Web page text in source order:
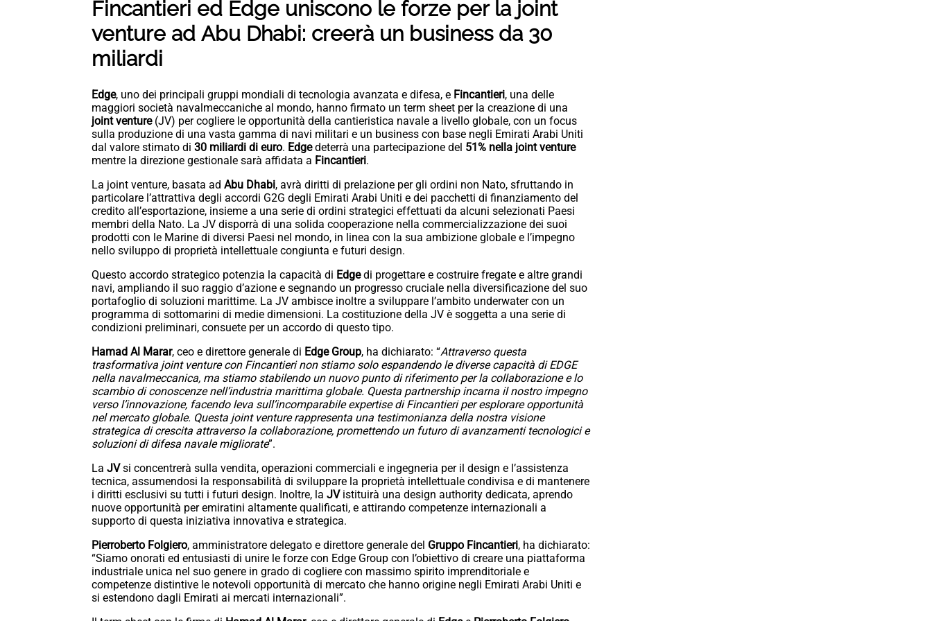
Fincantieri ed Edge uniscono le forze per la joint
venture ad Abu Dhabi: creerà un business da 30
miliardi
Edge, uno dei principali gruppi mondiali di tecnologia avanzata e difesa, e Fincantieri, una delle
maggiori società navalmeccaniche al mondo, hanno firmato un term sheet per la creazione di una
joint venture (JV) per cogliere le opportunità della cantieristica navale a livello globale, con un focus
sulla produzione di una vasta gamma di navi militari e un business con base negli Emirati Arabi Uniti
dal valore stimato di 30 miliardi di euro. Edgedeterrà una partecipazione del 51% nella joint venture
mentre la direzione gestionale sarà affidata a Fincantieri.
La joint venture, basata ad Abu Dhabi, avrà diritti di prelazione per gli ordini non Nato, sfruttando in
particolare l’attrattiva degli accordi G2G degli Emirati Arabi Uniti e dei pacchetti di finanziamento del
credito all’esportazione, insieme a una serie di ordini strategici effettuati da alcuni selezionati Paesi
membri della Nato. La JV disporrà di una solida cooperazione nella commercializzazione dei suoi
prodotti con le Marine di diversi Paesi nel mondo, in linea con la sua ambizione globale e l’impegno
nello sviluppo di proprietà intellettuale congiunta e futuri design.
Questo accordo strategico potenzia la capacità di Edgedi progettare e costruire fregate e altre grandi
navi, ampliando il suo raggio d’azione e segnando un progresso cruciale nella diversificazione del suo
portafoglio di soluzioni marittime. La JV ambisce inoltre a sviluppare l’ambito underwater con un
programma di sottomarini di medie dimensioni. La costituzione della JV è soggetta a una serie di
condizioni preliminari, consuete per un accordo di questo tipo.
Hamad Al Marar, ceo e direttore generale di Edge Group, ha dichiarato: “Attraverso questa
trasformativa joint venture con Fincantieri non stiamo solo espandendo le diverse capacità di EDGE
nella navalmeccanica, ma stiamo stabilendo un nuovo punto di riferimento per la collaborazione e lo
scambio di conoscenze nell’industria marittima globale. Questa partnership incarna il nostro impegno
verso l’innovazione, facendo leva sull’incomparabile expertise di Fincantieri per esplorare opportunità
nel mercato globale. Questa joint venture rappresenta una testimonianza della nostra visione
strategica di crescita attraverso la collaborazione, promettendo un futuro di avanzamenti tecnologici e
soluzioni di difesa navale migliorate”.
La JVsi concentrerà sulla vendita, operazioni commerciali e ingegneria per il design e l’assistenza
tecnica, assumendosi la responsabilità di sviluppare la proprietà intellettuale condivisa e di mantenere
i diritti esclusivi su tutti i futuri design. Inoltre, la JV istituirà una design authority dedicata, aprendo
nuove opportunità per emiratini altamente qualificati, e attirando competenze internazionali a
supporto di questa iniziativa innovativa e strategica.
Pierroberto Folgiero, amministratore delegato e direttore generale del Gruppo Fincantieri, ha dichiarato:
“Siamo onorati ed entusiasti di unire le forze con Edge Group con l’obiettivo di creare una piattaforma
industriale unica nel suo genere in grado di cogliere con massimo spirito imprenditoriale e
competenze distintive le notevoli opportunità di mercato che hanno origine negli Emirati Arabi Uniti e
si estendono dagli Emirati ai mercati internazionali”.